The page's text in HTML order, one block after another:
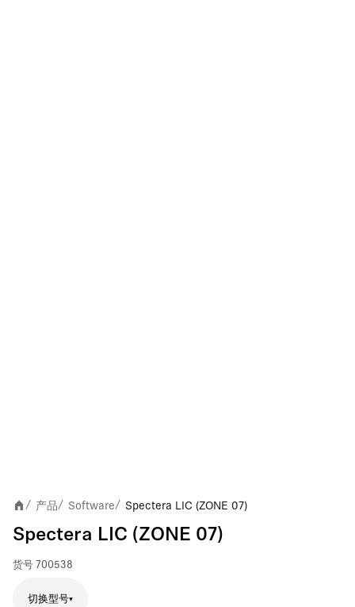
/ 产品/ Software/ Spectera LIC (ZONE 07)
Spectera LIC (ZONE 07)
货号 700538
切换型号